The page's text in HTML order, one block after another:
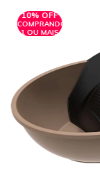
10% OFF
COMPRANDO
1 OU MAIS